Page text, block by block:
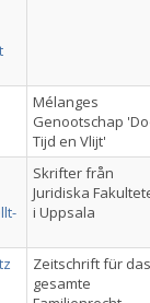
Mélanges
Genootschap
Tijd en Vlijt'
Skrifter från
Juridiska
i Uppsala
Zeitschrift für das
gesamte